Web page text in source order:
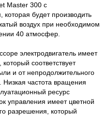
Master 300 с
будет производить
воздух при необходимом
40 атмосфер.
электродвигатель имеет
соответствует
и от непродолжительного
Низкая частота вращения
ресурс
управления имеет цветной
разрешения, который